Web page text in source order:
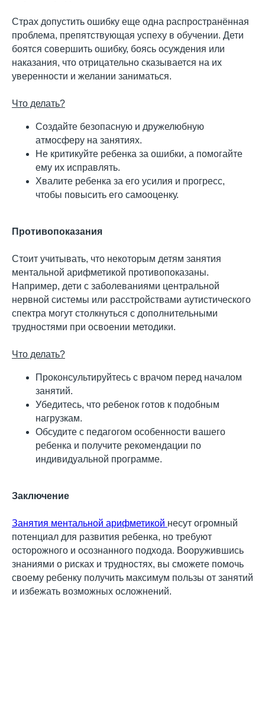
Страх допустить ошибку еще одна распространённая
проблема, препятствующая успеху в обучении. Дети
боятся совершить ошибку, боясь осуждения или
наказания, что отрицательно сказывается на их
уверенности и желании заниматься.
Что делать?
Создайте безопасную и дружелюбную
атмосферу на занятиях.
Не критикуйте ребенка за ошибки, а помогайте
ему их исправлять.
Хвалите ребенка за его усилия и прогресс,
чтобы повысить его самооценку.
Противопоказания
Стоит учитывать, что некоторым детям занятия
ментальной арифметикой противопоказаны.
Например, дети с заболеваниями центральной
нервной системы или расстройствами аутистического
спектра могут столкнуться с дополнительными
трудностями при освоении методики.
Что делать?
Проконсультируйтесь с врачом перед началом
занятий.
Убедитесь, что ребенок готов к подобным
нагрузкам.
Обсудите с педагогом особенности вашего
ребенка и получите рекомендации по
индивидуальной программе.
Заключение
Занятия ментальной арифметикой несут огромный
потенциал для развития ребенка, но требуют
осторожного и осознанного подхода. Вооружившись
знаниями о рисках и трудностях, вы сможете помочь
своему ребенку получить максимум пользы от занятий
и избежать возможных осложнений.